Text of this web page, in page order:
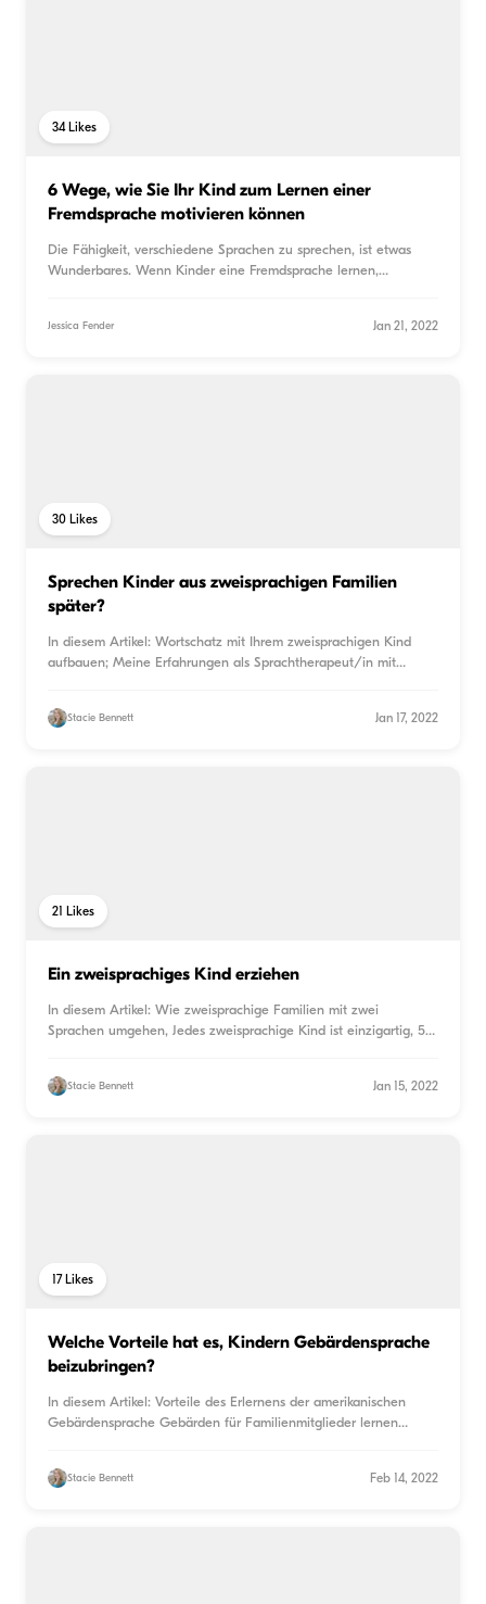
34Likes
6 Wege, wie Sie Ihr Kind zum Lernen einer
Fremdsprache motivieren können
Die Fähigkeit, verschiedene Sprachen zu sprechen, ist etwas
Wunderbares. Wenn Kinder eine Fremdsprache lernen,
Jessica Fender Jan 21, 2022
30 Likes
Sprechen Kinder aus zweisprachigen Familien
später?
In diesem Artikel: Wortschatz mit Ihrem zweisprachigen Kind
aufbauen; Meine Erfahrungen als Sprachtherapeut/in mit
Stacie Bennett Jan 17, 2022
21 Likes
Ein zweisprachiges Kind erziehen
In diesem Artikel: Wie zweisprachige Familien mit zwei
Sprachen umgehen, Jedes zweisprachige Kind ist einzigartig, 5
Stacie Bennett Jan 15, 2022
17Likes
Welche Vorteile hat es, Kindern Gebärdensprache
beizubringen?
In diesem Artikel: Vorteile des Erlernens der amerikanischen
Gebärdensprache Gebärden für Familienmitglieder lernen
Stacie Bennett Feb 14, 2022